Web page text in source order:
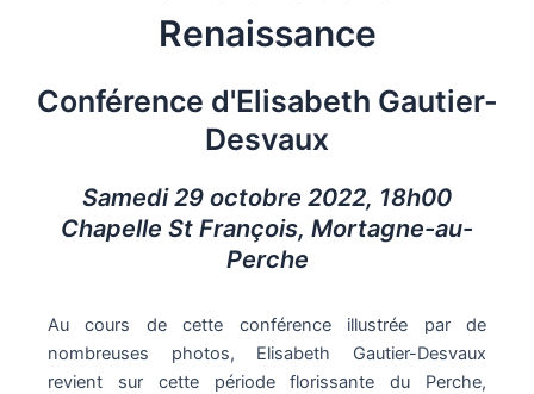
Renaissance
Conférence d'Elisabeth Gautier-
Desvaux
Samedi 29 octobre 2022, 18h00
Chapelle St François, Mortagne-au-
Perche
Au cours de cette conférence illustrée par de
nombreuses photos, Elisabeth Gautier-Desvaux
revient sur cette période florissante du Perche,